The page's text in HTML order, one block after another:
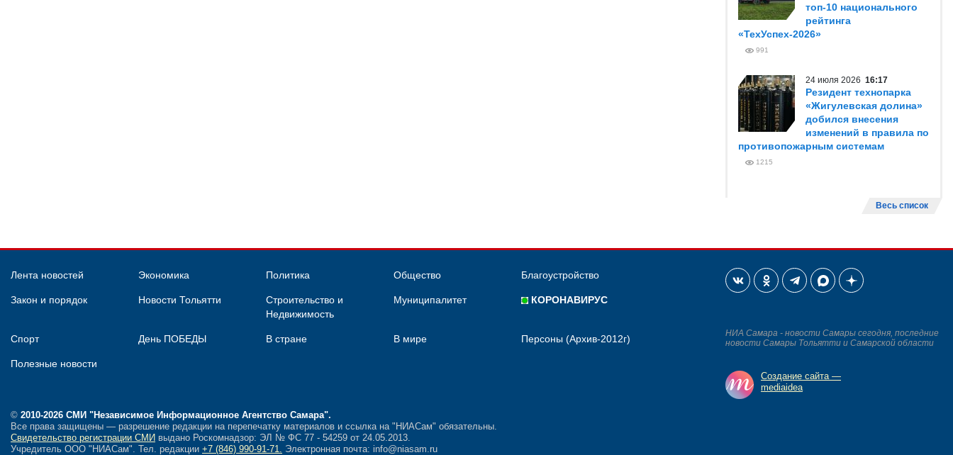
топ-10 национального
рейтинга
«ТехУспех-2026»
991
24 июля 2026 16:17
Резидент технопарка
«Жигулевская долина»
добился внесения
изменений в правила по
противопожарным системам
1215
Весь список
Лента новостей Экономика Политика Общество Благоустройство
Закон и порядок Новости Тольятти
Строительство и
Недвижимость
Муниципалитет КОРОНАВИРУС
Спорт День ПОБЕДЫ В стране В мире Персоны (Архив-2012г)
Полезные новости
© 2010-2026 СМИ "Независимое Информационное Агентство Самара".
Все права защищены — разрешение редакции на перепечатку материалов и ссылка на "НИАСам" обязательны.
Свидетельство регистрации СМИ выдано Роскомнадзор: ЭЛ № ФС 77 - 54259 от 24.05.2013.
Учредитель ООО "НИАСам". Тел. редакции +7 (846) 990-91-71. Электронная почта: info@niasam.ru
НИА Самара - новости Самары сегодня, последние
новости Самары Тольятти и Самарской области
Создание сайта —
mediaidea